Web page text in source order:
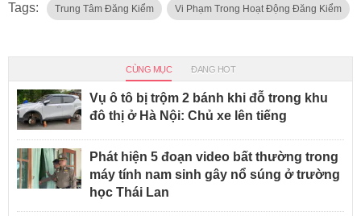
Tags: Trung Tâm Đăng Kiểm Vi Phạm Trong Hoạt Động Đăng Kiểm
CÙNG MỤC ĐANG HOT
Vụ ô tô bị trộm 2 bánh khi đỗ trong khu
đô thị ở Hà Nội: Chủ xe lên tiếng
Phát hiện 5 đoạn video bất thường trong
máy tính nam sinh gây nổ súng ở trường
học Thái Lan